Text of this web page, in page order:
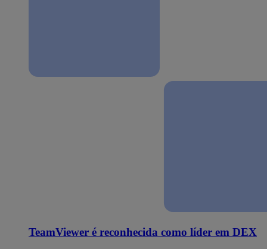
TeamViewer é reconhecida como líder em DEX